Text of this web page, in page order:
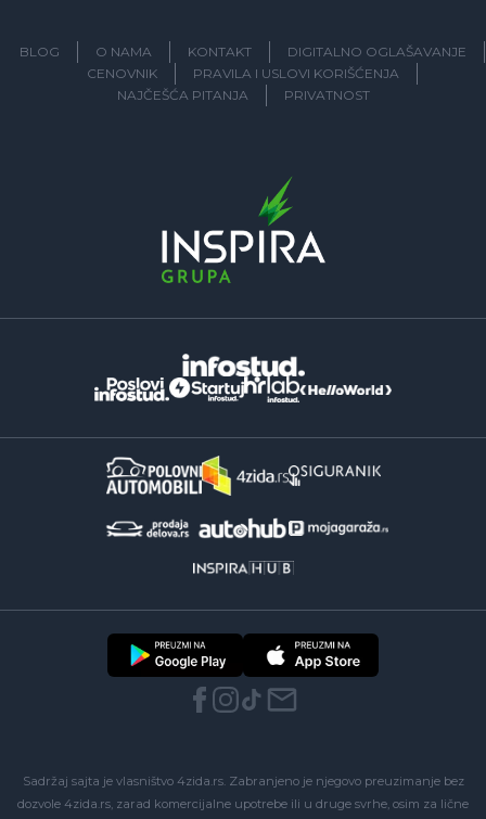
BLOG O NAMA KONTAKT
DIGITALNO OGLAŠAVANJE
CENOVNIK
PRAVILA I USLOVI KORIŠĆENJA
NAJČEŠĆA PITANJA
PRIVATNOST
Sadržaj sajta je vlasništvo 4zida.rs. Zabranjeno je njegovo preuzimanje bez
dozvole 4zida.rs, zarad komercijalne upotrebe ili u druge svrhe, osim za lične